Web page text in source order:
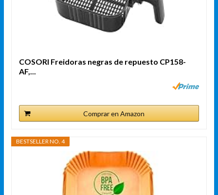
COSORI Freidoras negras de repuesto CP158-
AF,...
Comprar en Amazon
BESTSELLER NO. 4